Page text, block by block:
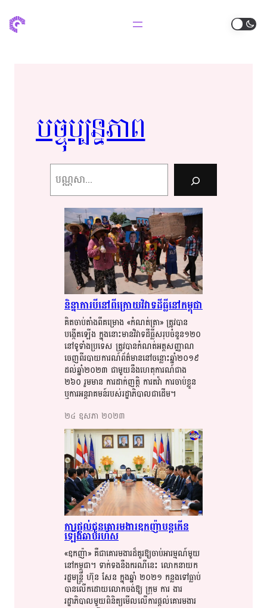
បច្ចុប្បន្ន​​ភាព​​
និន្នាការ​​បី​​នៅ​​ពីក្រោយ​​វិវាទ​​ដីធ្លី​​នៅ​​កម្ពុជា​​
គិត​​​​ចាប់​​​តាំង​​​ពី​​​គម្រោង​​ «កំណត់ត្រា​​» ត្រូវ​​​បាន​​​
បង្កើត​​​ឡើង​​ ក្នុង​​នោះ​​មាន​​វិវាទ​​​ដីធ្លី​​​សរុប​​​ចំនួន​​​១២០​​
នៅ​​​ទូទាំង​​​ប្រទេស​​ ត្រូវ​​​បាន​​​កំណត់​​​អត្តសញ្ញាណ​​​
ចេញ​​​ពីរ​​បាយ​​​ការណ៍​​​ព័ត៌​​​មាន​​​នៅ​​​ចន្លោះ​​ឆ្នាំ​​​២០១៩​​
ដល់​​​ឆ្នាំ​​​​២០២៣​​ ជាមួយ​​​នឹង​​ហេតុ​​​ការណ៍​​​ជាង​​​
២៦០​​ រួម​​​មាន​​ ការ​​​​ដាក់​​​​ញត្តិ​​ ការ​​​​តវ៉ា​​ ការ​​​​ចាប់​​​​ខ្លួន​​
ឬ​​​ការ​​​អន្តរា​​​គមន៍​​​របស់​​​រដ្ឋាភិបាល​​​ជាដើម​​។​​
២៤​ ឧសភា​ ២០២៣​
ការ​​ផ្តល់​​ជូន​​គោរមងារ​​ឧកញ៉ា​​បន្ត​​​​​កើន​​​
ឡើង​​ឆាប់រហ័ស​​​
«ឧកញ៉ា​​» គឺជា​​គោរមងារ​​​ដ៏​​​គួរ​​ឱ្យ​​ចាប់អារម្មណ៍​​មួយ​​
នៅ​​កម្ពុជា​​។​​ ទាក់ទង​​នឹង​​ករណីនេះ​​ លោកនាយក​​
រដ្ឋមន្ត្រី​​​ ហ៊ុន​​ សែន​​ ក្នុង​​ឆ្នាំ​​​ ២០២១​​ កន្លងទៅ​​ធ្លាប់​​
បាន​​លើក​​ដោយ​​លោក​​ចង់ឱ្យ​​ ក្រុម​​ ការ​​ ងារ​​
រដ្ឋាភិបាល​​មួយ​​ពិនិត្យមើល​​លើ​​ការ​​ផ្ដល់​​គោរមងារ​​